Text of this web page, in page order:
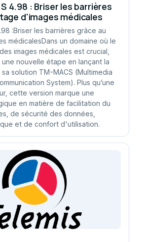
4.98 : Briser les barrières
d'images médicales
:Briser les barrières grâce au
médicalesDans un domaine où le
images médicales est crucial,
une nouvelle étape en lançant la
solution TM-MACS (Multimedia
System). Plus qu’une
cette version marque une
en matière de facilitation du
de sécurité des données,
et de confort d'utilisation.